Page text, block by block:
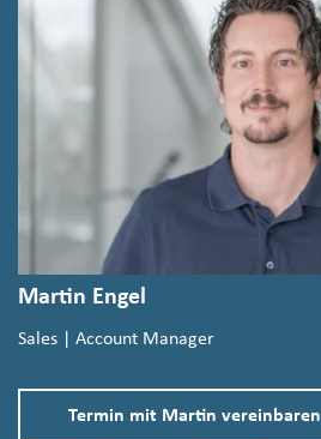
Martin Engel
Sales | Account Manager
Termin mit Martin vereinbaren